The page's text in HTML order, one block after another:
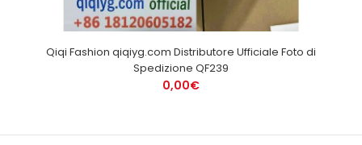
Qiqi Fashion qiqiyg.com Distributore Ufficiale Foto di
Spedizione QF239
0,00€